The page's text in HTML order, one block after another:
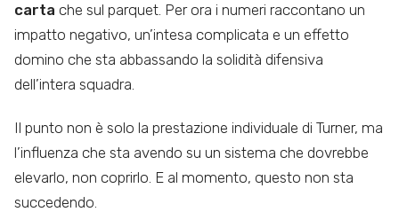
carta che sul parquet. Per ora i numeri raccontano un
impatto negativo, un’intesa complicata e un effetto
domino che sta abbassando la solidità difensiva
dell’intera squadra.
Il punto non è solo la prestazione individuale di Turner, ma
l’influenza che sta avendo su un sistema che dovrebbe
elevarlo, non coprirlo. E al momento, questo non sta
succedendo.